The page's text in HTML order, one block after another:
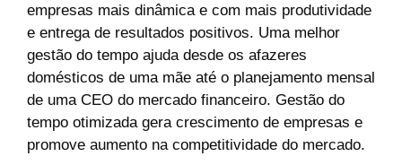
empresas mais dinâmica e com mais produtividade
e entrega de resultados positivos. Uma melhor
gestão do tempo ajuda desde os afazeres
domésticos de uma mãe até o planejamento mensal
de uma CEO do mercado financeiro. Gestão do
tempo otimizada gera crescimento de empresas e
promove aumento na competitividade do mercado.